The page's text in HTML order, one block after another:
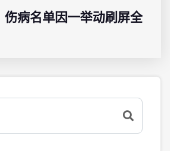
伤病名单因一举动刷屏全